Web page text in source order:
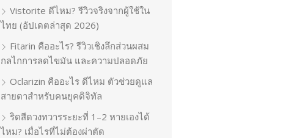
Vistorite ดีไหม? รีวิวจริงจากผู้ใช้ใน
ไทย (อัปเดตล่าสุด 2026)
Fitarin คืออะไร? รีวิวเชิงลึกส่วนผสม
กลไกการลดไขมัน และความปลอดภัย
Oclarizin คืออะไร ดีไหม ตัวช่วยดูแล
สายตาสำหรับคนยุคดิจิทัล
ริดสีดวงทวารระยะที่ 1–2 หายเองได้
ไหม? เมื่อไรที่ไม่ต้องผ่าตัด